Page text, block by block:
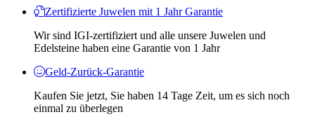
Zertifizierte Juwelen mit 1 Jahr Garantie
Wir sind IGI-zertifiziert und alle unsere Juwelen und
Edelsteine ​​haben eine Garantie von 1 Jahr
Geld-Zurück-Garantie
Kaufen Sie jetzt, Sie haben 14 Tage Zeit, um es sich noch
einmal zu überlegen